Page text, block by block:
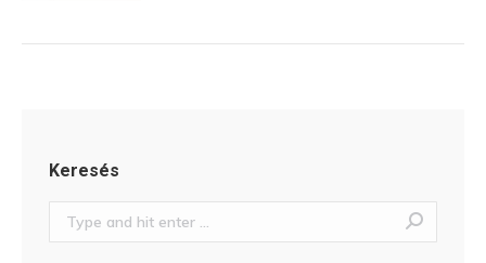
Keresés
Search: